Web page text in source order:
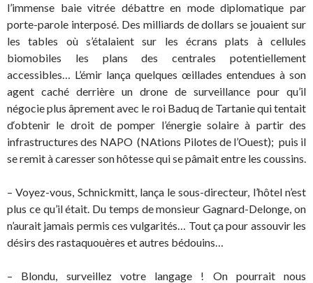
l’immense baie vitrée débattre en mode diplomatique par
porte-parole interposé. Des milliards de dollars se jouaient sur
les tables où s’étalaient sur les écrans plats à cellules
biomobiles les plans des centrales potentiellement
accessibles… L’émir lança quelques œillades entendues à son
agent caché derrière un drone de surveillance pour qu’il
négocie plus âprement avec le roi Baduq de Tartanie qui tentait
d‘obtenir le droit de pomper l’énergie solaire à partir des
infrastructures des NAPO (NAtions Pilotes de l’Ouest); puis il
se remit à caresser son hôtesse qui se pâmait entre les coussins.
– Voyez-vous, Schnickmitt, lança le sous-directeur, l’hôtel n’est
plus ce qu’il était. Du temps de monsieur Gagnard-Delonge, on
n’aurait jamais permis ces vulgarités… Tout ça pour assouvir les
désirs des rastaquouères et autres bédouins…
– Blondu, surveillez votre langage ! On pourrait nous